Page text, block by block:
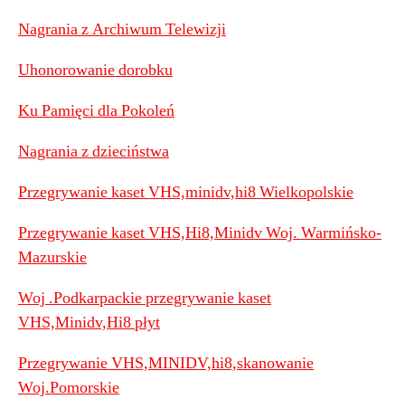
Nagrania z Archiwum Telewizji
Uhonorowanie dorobku
Ku Pamięci dla Pokoleń
Nagrania z dzieciństwa
Przegrywanie kaset VHS,minidv,hi8 Wielkopolskie
Przegrywanie kaset VHS,Hi8,Minidv Woj. Warmińsko-
Mazurskie
Woj .Podkarpackie przegrywanie kaset
VHS,Minidv,Hi8 płyt
Przegrywanie VHS,MINIDV,hi8,skanowanie
Woj.Pomorskie